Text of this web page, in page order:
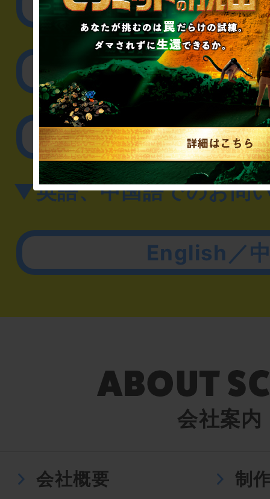
リアル脱出ゲーム制作
取材に関するお
その他のご相談／
▼英語、中国語でのお問
English／
会社案内
会社概要 制